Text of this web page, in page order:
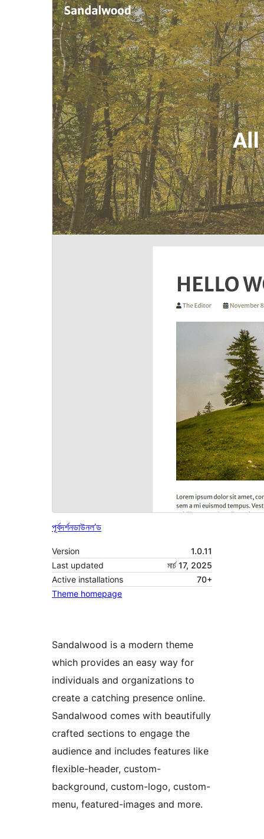
পূৰ্বদৰ্শনডাউনল’ড
Version
1.0.11
Last updated
মাৰ্চ 17, 2025
Active installations
70+
Theme homepage
Sandalwood is a modern theme
which provides an easy way for
individuals and organizations to
create a catching presence online.
Sandalwood comes with beautifully
crafted sections to engage the
audience and includes features like
flexible-header, custom-
background, custom-logo, custom-
menu, featured-images and more.